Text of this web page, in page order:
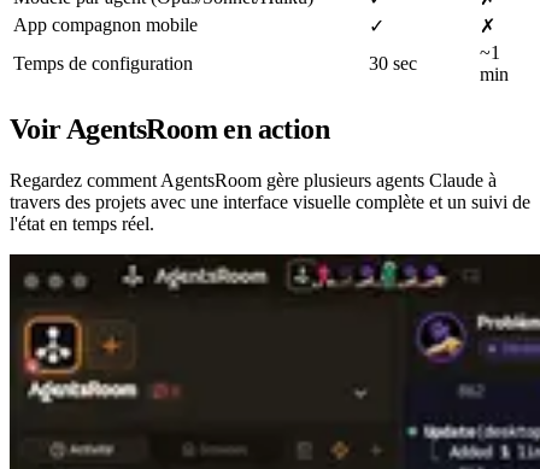
App compagnon mobile
✓
✗
Temps de configuration
30 sec
~1
min
Voir AgentsRoom en action
Regardez comment AgentsRoom gère plusieurs agents Claude à
travers des projets avec une interface visuelle complète et un suivi de
l'état en temps réel.